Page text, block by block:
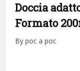
Doccia
Formato
By poc a poc